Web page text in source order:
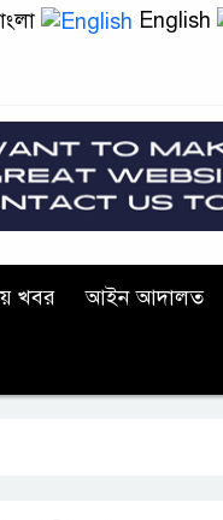
English
খবর আইন আদালত